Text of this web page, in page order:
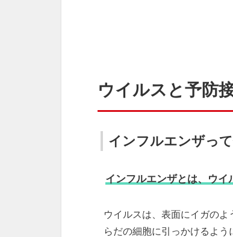
ウイルスと予防
インフルエンザっ
インフルエンザとは、ウイ
ウイルスは、表面にイガの
らだの細胞に引っかけるよう